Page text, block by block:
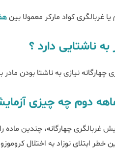
غربالگری کواد مارکر معمولا بین
به ناشتایی دارد ؟
چهارگانه نیازی به ناشتا بودن
دوم چه چیزی
غربالگری چهارگانه، چندین
خطر ابتلای نوزاد به اختلال